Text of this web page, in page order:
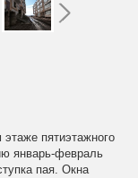
пятиэтажного
январь-февраль
пая. Окна